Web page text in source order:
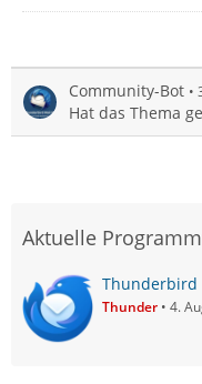
Community-Bot
Hat das Thema
Aktuelle
Thunderbird
Thunder 4.